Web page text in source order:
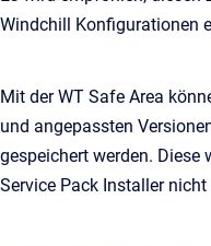
Windchill Konfigurationen
Mit der WT Safe Area
und angepassten
gespeichert werden. Diese
Service Pack Installer nicht